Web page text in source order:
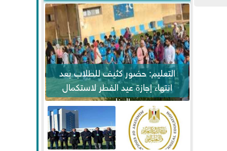
التعليم: حضور كثيف للطلاب بعد
انتهاء إجازة عيد الفطر لاستكمال
المناهج